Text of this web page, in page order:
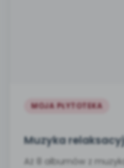
MOJA PŁYTOTEKA
Muzyka
Aż 8 albumów z